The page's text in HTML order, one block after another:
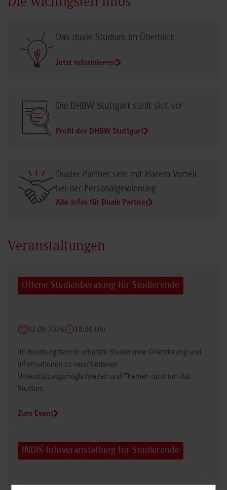
Das duale Studium im Überblick
Jetzt informieren!
Die DHBW Stuttgart stellt sich vor
Profil der DHBW Stuttgart
Dualer Partner sein mit klarem Vorteil
bei der Personalgewinnung
Alle Infos für Duale Partner
Veranstaltungen
Offene Studienberatung für Studierende
02.09.2026 18:00 Uhr
Im Beratungstermin erhalten Studierende Orientierung und
Informationen zu verschiedenen
Unterstützungsmöglichkeiten und Themen rund um das
Studium.
Zum Event
INDIS-Infoveranstaltung für Studierende